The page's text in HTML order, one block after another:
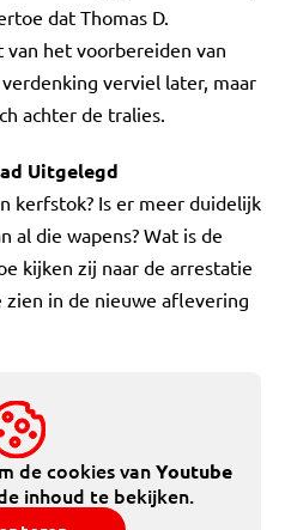
dat Thomas D.
het voorbereiden van
verviel later, maar
achter de tralies.
Uitgelegd
kerfstok? Is er meer duidelijk
al die wapens? Wat is de
kijken zij naar de arrestatie
zien in de nieuwe aflevering
de cookies vanYoutube
inhoud te bekijken.